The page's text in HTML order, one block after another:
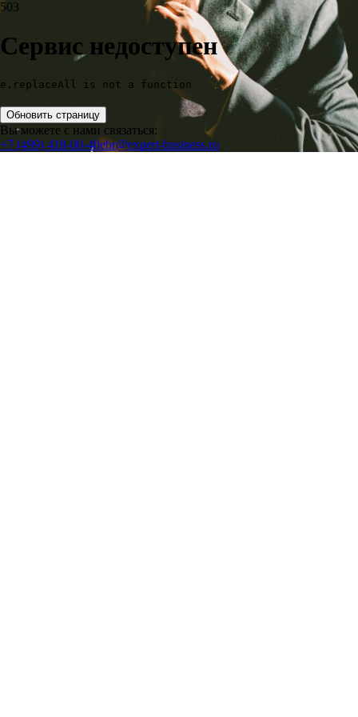
503
Сервис недоступен
e.replaceAll is not a function
Обновить страницу
Вы можете с нами связаться:
+7 (499) 418-00-40ebr@expert-business.ru